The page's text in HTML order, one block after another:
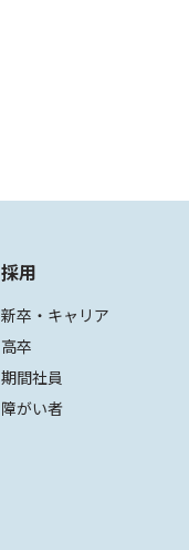
採用
新卒・キャリア
高卒
期間社員
障がい者